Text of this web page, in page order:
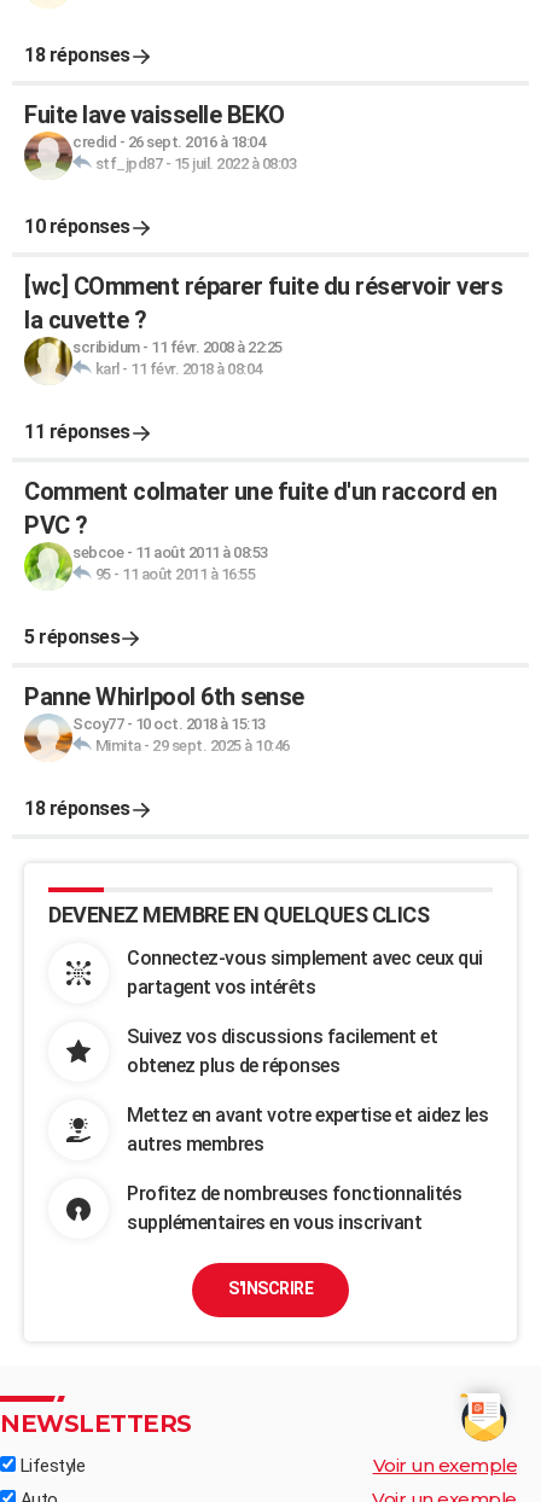
18 réponses
Fuite lave vaisselle BEKO
credid - 26 sept. 2016 à 18:04
stf_jpd87- 15 juil. 2022 à 08:03
10 réponses
[wc] COmment réparer fuite du réservoir vers
la cuvette ?
scribidum- 11 févr. 2008 à 22:25
karl - 11 févr. 2018 à 08:04
11 réponses
Comment colmater une fuite d'un raccord en
PVC ?
sebcoe- 11 août 2011 à 08:53
95- 11 août 2011 à 16:55
5 réponses
Panne Whirlpool 6th sense
Scoy77- 10 oct. 2018 à 15:13
Mimita- 29 sept. 2025 à 10:46
18 réponses
DEVENEZ MEMBRE EN QUELQUES CLICS
Connectez-vous simplement avec ceux qui
partagent vos intérêts
Suivez vos discussions facilement et
obtenez plus de réponses
Mettez en avant votre expertise et aidez les
autres membres
Profitez de nombreuses fonctionnalités
supplémentaires en vous inscrivant
S'INSCRIRE
NEWSLETTERS
Lifestyle Voir un exemple